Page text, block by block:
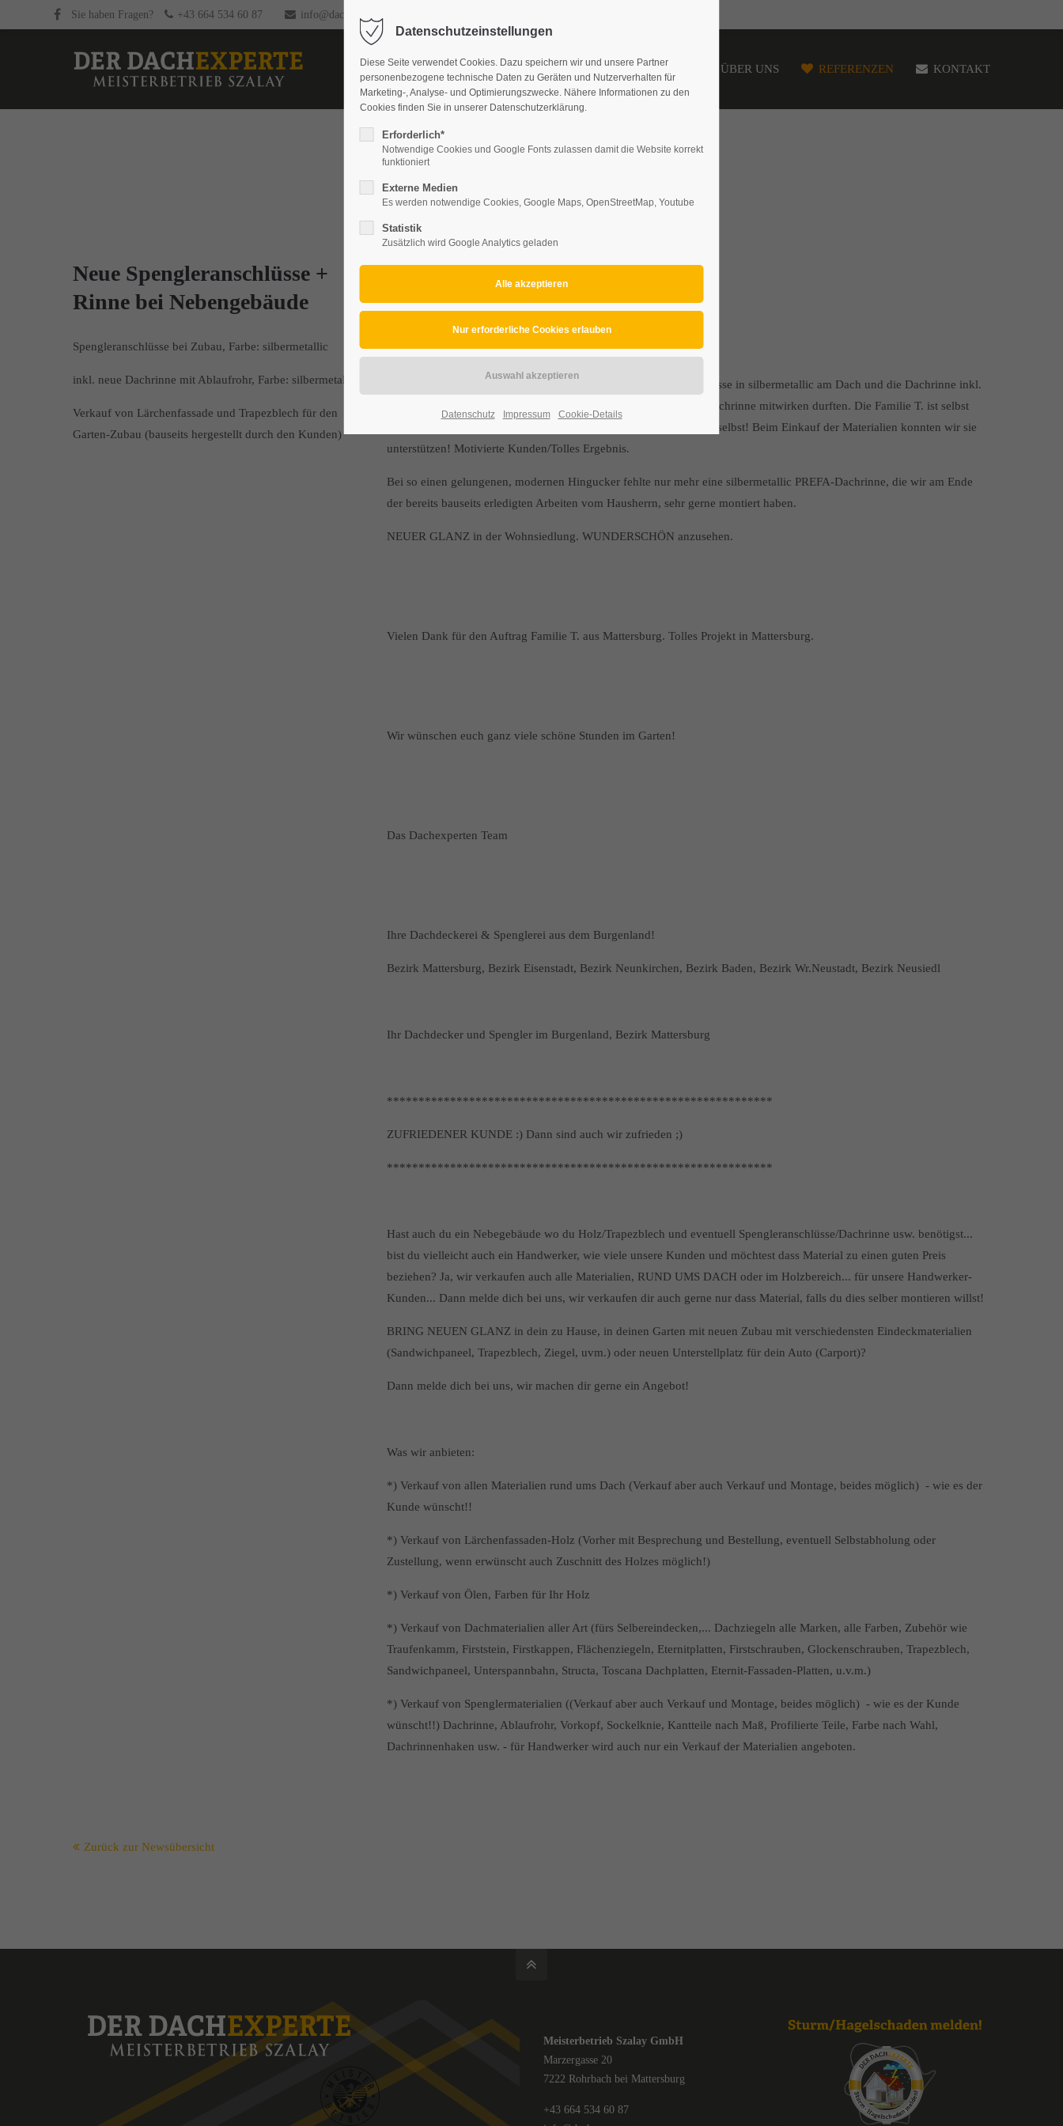
Sie haben Fragen? +43 664 534 60 87 info@dachexperte.at
UNSERE LEISTUNGEN ÜBER UNS REFERENZEN KONTAKT
Neue Spengleranschlüsse +
Rinne bei Nebengebäude
Spengleranschlüsse bei Zubau, Farbe: silbermetallic
inkl. neue Dachrinne mit Ablaufrohr, Farbe: silbermetallic
Verkauf von Lärchenfassade und Trapezblech für den
Garten-Zubau (bauseits hergestellt durch den Kunden)
Projektbeschreibung
Bei der Familie T. aus Mattersburg durften wir die Spengleranschlüsse in silbermetallic am Dach und die Dachrinne inkl.
Ablaufrohr montieren. Wir sind stolz, dass wir hierbei mit neuer Dachrinne mitwirken durften. Die Familie T. ist selbst
sehr handwerklich unterwegs und machte sehr viele Vorleistungen selbst! Beim Einkauf der Materialien konnten wir sie
unterstützen! Motivierte Kunden/Tolles Ergebnis.
Bei so einen gelungenen, modernen Hingucker fehlte nur mehr eine silbermetallic PREFA-Dachrinne, die wir am Ende
der bereits bauseits erledigten Arbeiten vom Hausherrn, sehr gerne montiert haben.
NEUER GLANZ in der Wohnsiedlung. WUNDERSCHÖN anzusehen.
Vielen Dank für den Auftrag Familie T. aus Mattersburg. Tolles Projekt in Mattersburg.
Wir wünschen euch ganz viele schöne Stunden im Garten!
Das Dachexperten Team
Ihre Dachdeckerei & Spenglerei aus dem Burgenland!
Bezirk Mattersburg, Bezirk Eisenstadt, Bezirk Neunkirchen, Bezirk Baden, Bezirk Wr.Neustadt, Bezirk Neusiedl
Ihr Dachdecker und Spengler im Burgenland, Bezirk Mattersburg
*************************************************************
ZUFRIEDENER KUNDE :) Dann sind auch wir zufrieden ;)
*************************************************************
Hast auch du ein Nebegebäude wo du Holz/Trapezblech und eventuell Spengleranschlüsse/Dachrinne usw. benötigst...
bist du vielleicht auch ein Handwerker, wie viele unsere Kunden und möchtest dass Material zu einen guten Preis
beziehen? Ja, wir verkaufen auch alle Materialien, RUND UMS DACH oder im Holzbereich... für unsere Handwerker-
Kunden... Dann melde dich bei uns, wir verkaufen dir auch gerne nur dass Material, falls du dies selber montieren willst!
BRING NEUEN GLANZ in dein zu Hause, in deinen Garten mit neuen Zubau mit verschiedensten Eindeckmaterialien
(Sandwichpaneel, Trapezblech, Ziegel, uvm.) oder neuen Unterstellplatz für dein Auto (Carport)?
Dann melde dich bei uns, wir machen dir gerne ein Angebot!
Was wir anbieten:
*) Verkauf von allen Materialien rund ums Dach (Verkauf aber auch Verkauf und Montage, beides möglich) - wie es der
Kunde wünscht!!
*) Verkauf von Lärchenfassaden-Holz (Vorher mit Besprechung und Bestellung, eventuell Selbstabholung oder
Zustellung, wenn erwünscht auch Zuschnitt des Holzes möglich!)
*) Verkauf von Ölen, Farben für Ihr Holz
*) Verkauf von Dachmaterialien aller Art (fürs Selbereindecken,... Dachziegeln alle Marken, alle Farben, Zubehör wie
Traufenkamm, Firststein, Firstkappen, Flächenziegeln, Eternitplatten, Firstschrauben, Glockenschrauben, Trapezblech,
Sandwichpaneel, Unterspannbahn, Structa, Toscana Dachplatten, Eternit-Fassaden-Platten, u.v.m.)
*) Verkauf von Spenglermaterialien ((Verkauf aber auch Verkauf und Montage, beides möglich) - wie es der Kunde
wünscht!!) Dachrinne, Ablaufrohr, Vorkopf, Sockelknie, Kantteile nach Maß, Profilierte Teile, Farbe nach Wahl,
Dachrinnenhaken usw. - für Handwerker wird auch nur ein Verkauf der Materialien angeboten.
Zurück zur Newsübersicht
Meisterbetrieb Szalay GmbH
Marzergasse 20
7222 Rohrbach bei Mattersburg
+43 664 534 60 87
Datenschutzeinstellungen
Diese Seite verwendet Cookies. Dazu speichern wir und unsere Partner
personenbezogene technische Daten zu Geräten und Nutzerverhalten für
Marketing-, Analyse- und Optimierungszwecke. Nähere Informationen zu den
Cookies finden Sie in unserer Datenschutzerklärung.
Erforderlich*
Notwendige Cookies und Google Fonts zulassen damit die Website korrekt
funktioniert
Externe Medien
Es werden notwendige Cookies, Google Maps, OpenStreetMap, Youtube
Statistik
Zusätzlich wird Google Analytics geladen
Datenschutz Impressum Cookie-Details